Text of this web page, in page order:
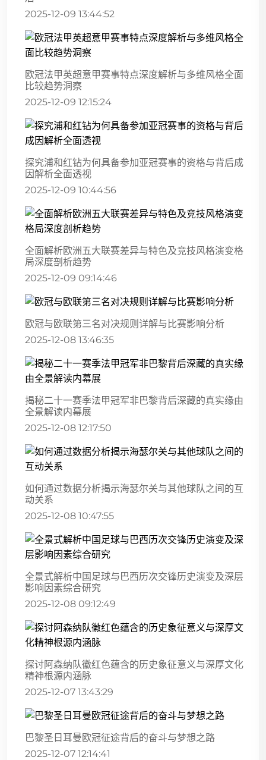
2025-12-09 13:44:52
欧冠法甲英超意甲赛事特点深度解析与多维风格全面
比较趋势洞察
2025-12-09 12:15:24
探究浦和红钻为何具备参加亚冠赛事的资格与背后成
因解析全面透视
2025-12-09 10:44:56
全面解析欧洲五大联赛差异与特色及竞技风格演变格
局深度剖析趋势
2025-12-09 09:14:46
欧冠与欧联第三名对决规则详解与比赛影响分析
2025-12-08 13:46:35
揭秘二十一赛季法甲冠军非巴黎背后深藏的真实缘由
全景解读内幕展
2025-12-08 12:17:50
如何通过数据分析揭示海瑟尔关与其他球队之间的互
动关系
2025-12-08 10:47:55
全景式解析中国足球与巴西历次交锋历史演变及深层
影响因素综合研究
2025-12-08 09:12:49
探讨阿森纳队徽红色蕴含的历史象征意义与深厚文化
精神根源内涵脉
2025-12-07 13:43:29
巴黎圣日耳曼欧冠征途背后的奋斗与梦想之路
2025-12-07 12:14:41